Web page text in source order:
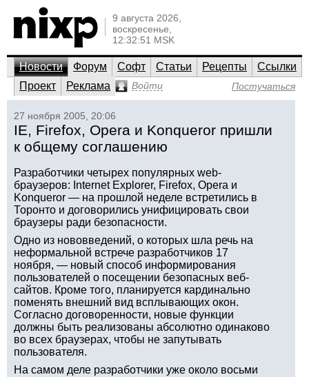
9 августа 2026,
воскресенье,
12:32:51 MSK
Новости Форум Софт Статьи Рецепты
Ссылки
Проект
Реклама Войти Постучаться
27 ноября 2005, 20:06
IE, Firefox, Opera и Konqueror пришли
к общему соглашению
Разработчики четырех популярных web-
браузеров: Internet Explorer, Firefox, Opera и
Konqueror — на прошлой неделе встретились в
Торонто и договорились унифицировать свои
браузеры ради безопасности.
Одно из нововведений, о которых шла речь на
неформальной встрече разработчиков 17
ноября, — новый способ информирования
пользователей о посещении безопасных веб-
сайтов. Кроме того, планируется кардинально
поменять внешний вид всплывающих окон.
Согласно договоренности, новые функции
должны быть реализованы абсолютно одинаково
во всех браузерах, чтобы не запутывать
пользователя.
На самом деле разработчики уже около восьми